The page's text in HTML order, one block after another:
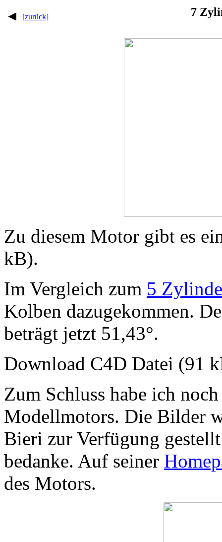
[zurück] 7
Zu diesem Motor gibt es
kB).
Im Vergleich zum 5
Kolben dazugekommen.
beträgt jetzt 51,43°.
Download C4D Datei (91
Zum Schluss habe ich
Modellmotors. Die Bilder
Bieri zur Verfügung
bedanke. Auf seiner
des Motors.